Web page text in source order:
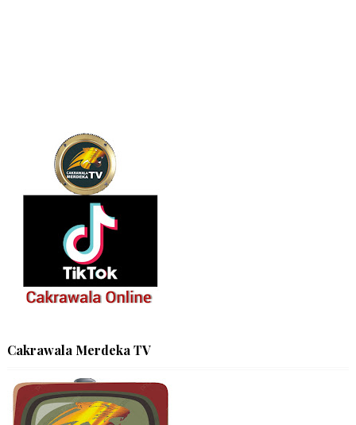
Cakrawala Merdeka TV